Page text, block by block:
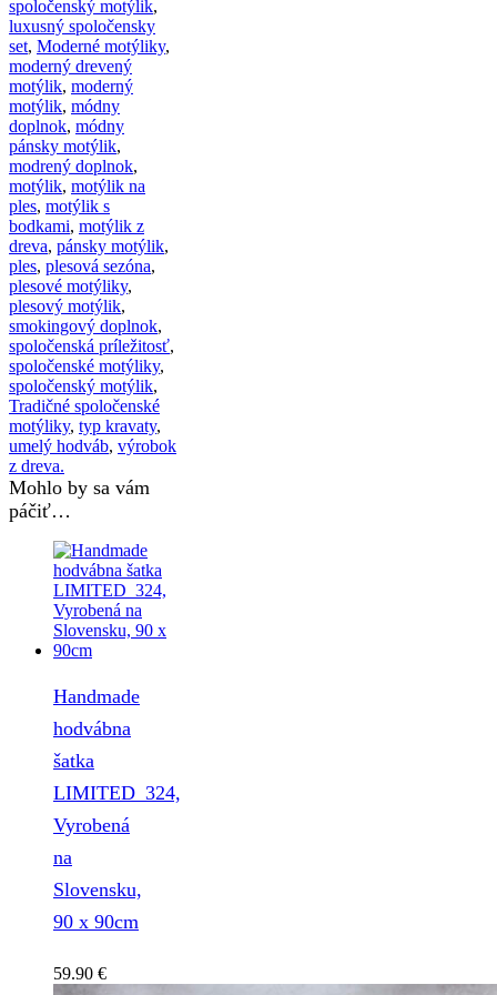
spoločenský motýlik,
luxusný spoločensky
set, Moderné motýliky,
moderný drevený
motýlik, moderný
motýlik, módny
doplnok, módny
pánsky motýlik,
modrený doplnok,
motýlik, motýlik na
ples, motýlik s
bodkami, motýlik z
dreva, pánsky motýlik,
ples, plesová sezóna,
plesové motýliky,
plesový motýlik,
smokingový doplnok,
spoločenská príležitosť,
spoločenské motýliky,
spoločenský motýlik,
Tradičné spoločenské
motýliky, typ kravaty,
umelý hodváb, výrobok
z dreva.
Mohlo by sa vám
páčiť…
Handmade
hodvábna
šatka
LIMITED_324,
Vyrobená
na
Slovensku,
90 x 90cm
59.90 €